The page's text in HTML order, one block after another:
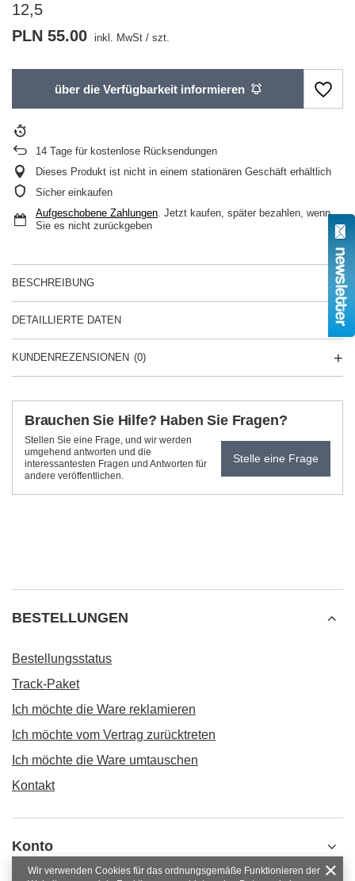
12,5
PLN 55.00 inkl. MwSt / szt.
über die Verfügbarkeit informieren
14 Tage für kostenlose Rücksendungen
Dieses Produkt ist nicht in einem stationären Geschäft erhältlich
Sicher einkaufen
Aufgeschobene Zahlungen. Jetzt kaufen, später bezahlen, wenn
Sie es nicht zurückgeben
BESCHREIBUNG
DETAILLIERTE DATEN
KUNDENREZENSIONEN (0)
Brauchen Sie Hilfe? Haben Sie Fragen?
Stellen Sie eine Frage, und wir werden
umgehend antworten und die
interessantesten Fragen und Antworten für
andere veröffentlichen.
Stelle eine Frage
BESTELLUNGEN
Bestellungsstatus
Track-Paket
Ich möchte die Ware reklamieren
Ich möchte vom Vertrag zurücktreten
Ich möchte die Ware umtauschen
Kontakt
Konto
Wir verwenden Cookies für das ordnungsgemäße Funktionieren der